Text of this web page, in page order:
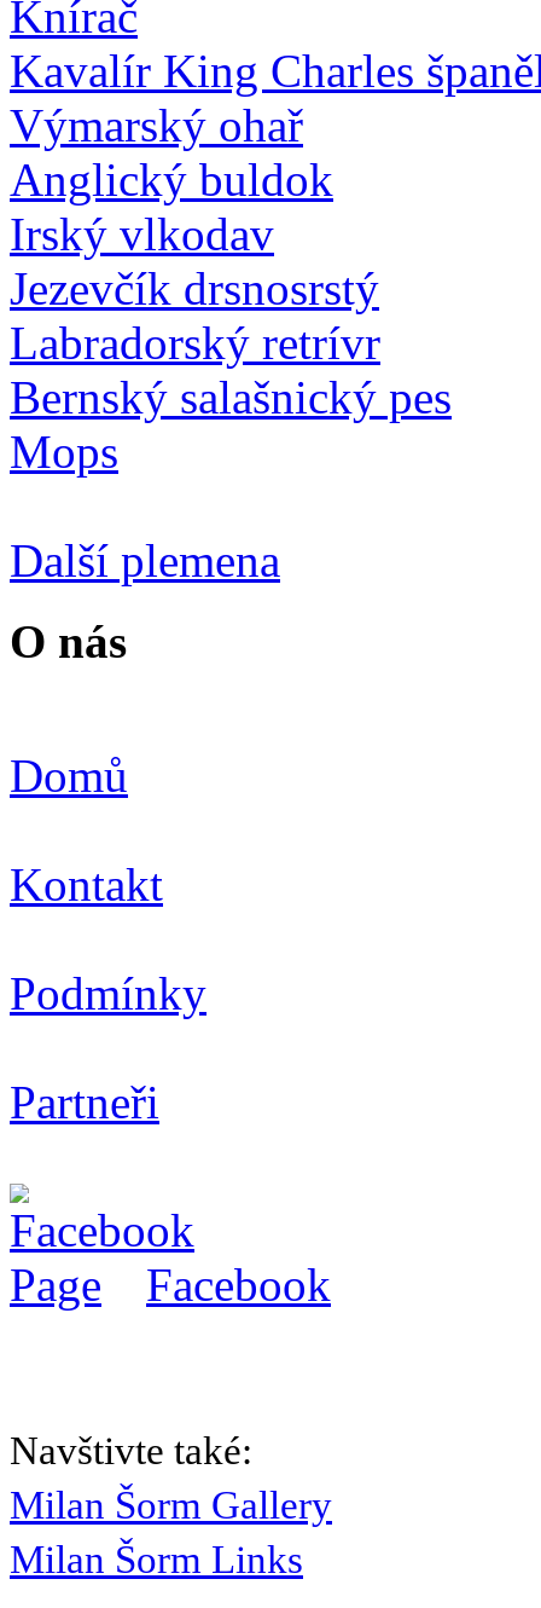
Knírač
Kavalír King Charles
Výmarský ohař
Anglický buldok
Irský vlkodav
Jezevčík drsnosrstý
Labradorský retrívr
Bernský salašnický pes
Mops
Další plemena
O nás
Domů
Kontakt
Podmínky
Partneři
Facebook
Navštivte také:
Milan Šorm Gallery
Milan Šorm Links